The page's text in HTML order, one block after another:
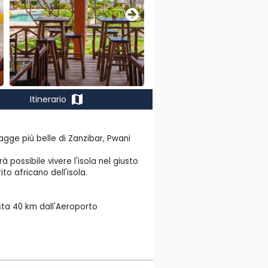
Itinerario map
più belle di Zanzibar, Pwani
possibile vivere l'isola nel giusto
africano dell'isola.
40 km dall'Aeroporto
a perdita d'occhio da altissime
ad uso gratuito. Teli mare